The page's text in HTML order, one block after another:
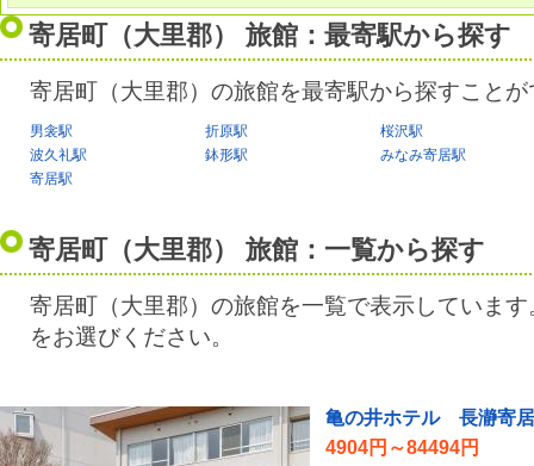
寄居町（大里郡） 旅館：最寄駅から探す
寄居町（大里郡）の旅館を最寄駅から探すこと
男衾駅 折原駅
桜沢駅
波久礼駅
鉢形駅
みなみ寄居駅
寄居駅
寄居町（大里郡） 旅館：一覧から探す
寄居町（大里郡）の旅館を一覧で表示していま
をお選びください。
亀の井ホテル 長瀞寄居
4904円～84494円